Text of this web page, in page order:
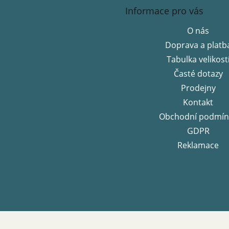
Informace pro vás
O nás
Doprava a
Tabulka
Časté dotazy
Prodejny
Kontakt
Obchodní
GDPR
Reklamace